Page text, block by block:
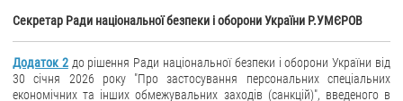
Секретар Ради національної безпеки і оборони України Р.УМЄРОВ
Додаток 2до рішення Ради національної безпеки і оборони України від
30 січня 2026 року "Про застосування персональних спеціальних
економічних та інших обмежувальних заходів (санкцій)", введеного в